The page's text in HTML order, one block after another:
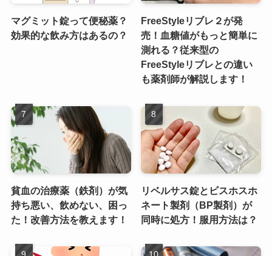
マグミット錠って便秘薬？
効果的な飲み方はあるの？
FreeStyleリブレ２が発
売！血糖値がもっと簡単に
測れる？従来型の
FreeStyleリブレとの違い
も薬剤師が解説します！
貧血の治療薬（鉄剤）が気
持ち悪い、飲めない、困っ
た！改善方法を教えます！
リベルサス錠とビスホスホ
ネート製剤（BP製剤）が
同時に処方！服用方法は？